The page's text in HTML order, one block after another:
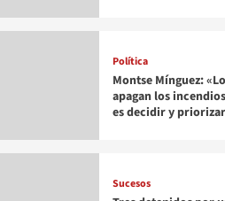
Política
Montse Mínguez:
apagan los
es decidir y
Sucesos